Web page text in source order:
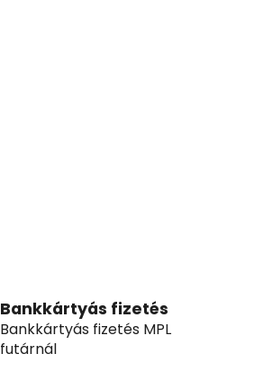
Bankkártyás fizetés
Bankkártyás fizetés MPL
futárnál